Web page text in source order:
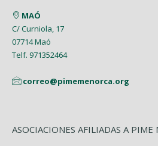
Febrero (6)
Enero (2)
MAÓ
C/ Curniola, 17
07714 Maó
Telf. 971352464
correo@pimemenorca.org
ASOCIACIONES AFILIADAS A PIME